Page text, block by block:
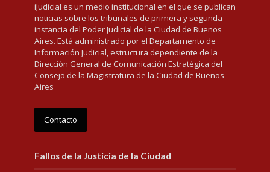
iJudicial es un medio institucional en el que se publican
noticias sobre los tribunales de primera y segunda
instancia del Poder Judicial de la Ciudad de Buenos
Aires. Está administrado por el Departamento de
Información Judicial, estructura dependiente de la
Dirección General de Comunicación Estratégica del
Consejo de la Magistratura de la Ciudad de Buenos
Aires
Contacto
Fallos de la Justicia de la Ciudad